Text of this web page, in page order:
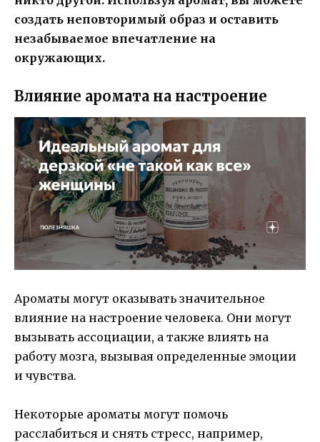
создать неповторимый образ и оставить
незабываемое впечатление на
окружающих.
Влияние аромата на настроение
Ароматы могут оказывать значительное
влияние на настроение человека. Они могут
вызывать ассоциации, а также влиять на
работу мозга, вызывая определенные эмоции
и чувства.
Некоторые ароматы могут помочь
расслабиться и снять стресс, например,